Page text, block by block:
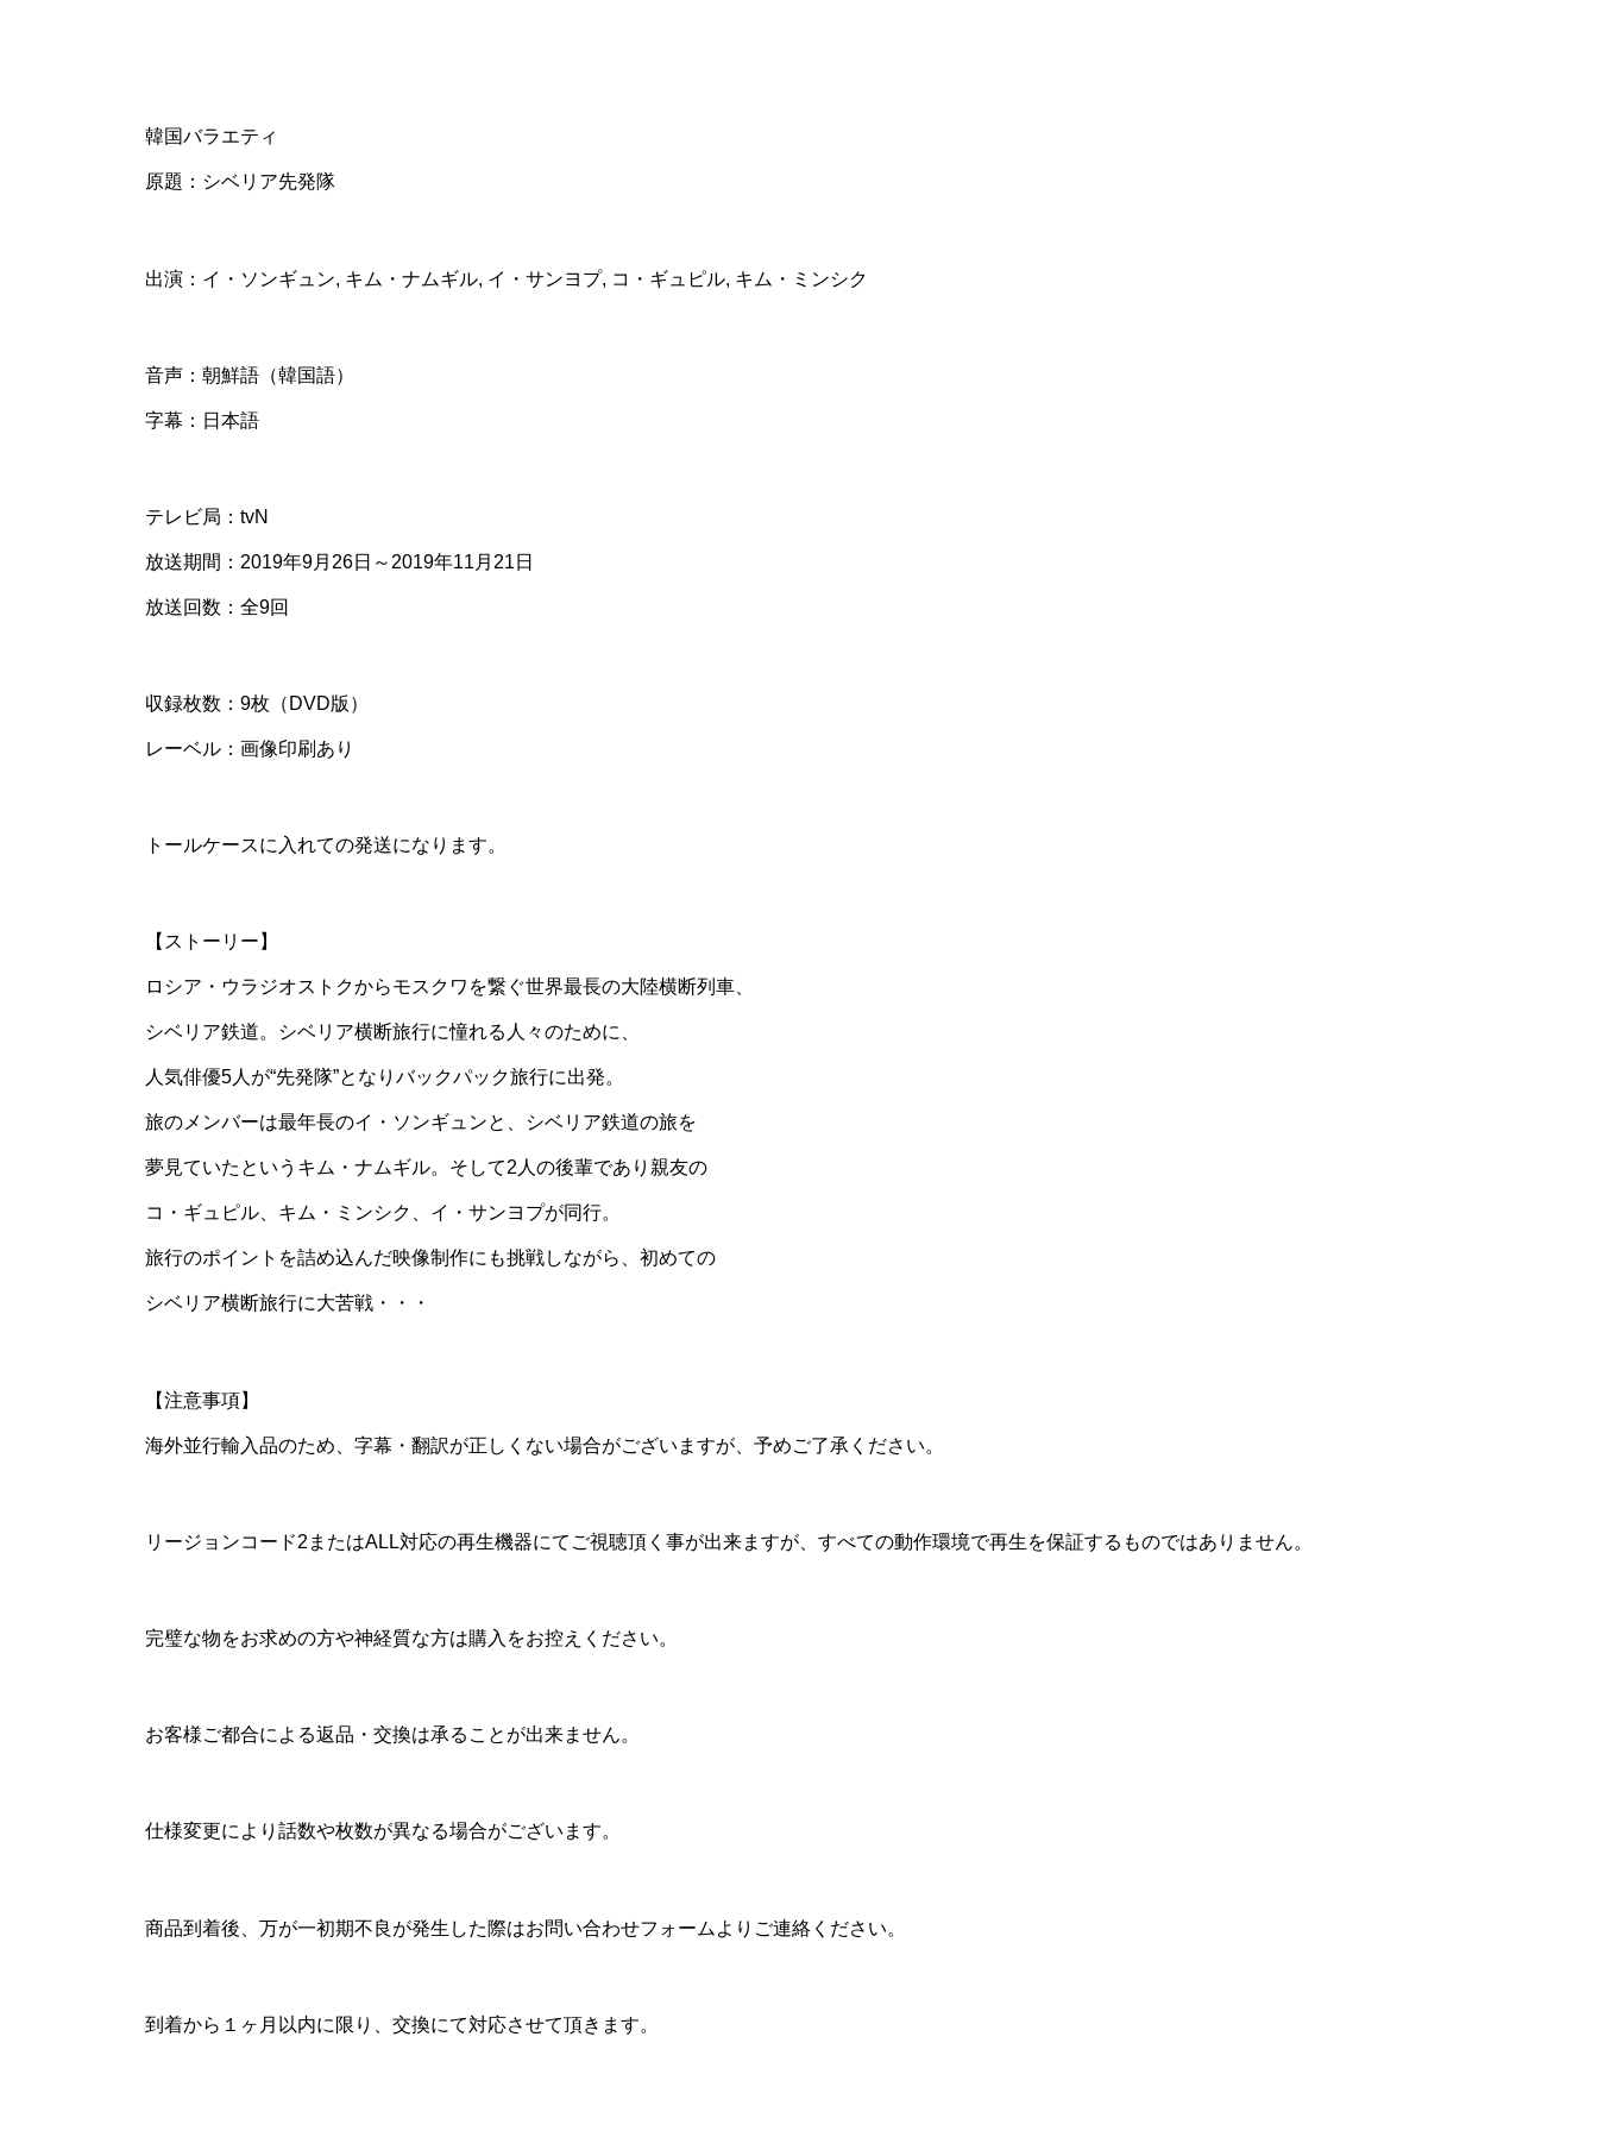
韓国バラエティ
原題：シベリア先発隊
出演：イ・ソンギュン, キム・ナムギル, イ・サンヨプ, コ・ギュピル, キム・ミンシク
音声：朝鮮語（韓国語）
字幕：日本語
テレビ局：tvN
放送期間：2019年9月26日～2019年11月21日
放送回数：全9回
収録枚数：9枚（DVD版）
レーベル：画像印刷あり
トールケースに入れての発送になります。
【ストーリー】
ロシア・ウラジオストクからモスクワを繋ぐ世界最長の大陸横断列車、
シベリア鉄道。シベリア横断旅行に憧れる人々のために、
人気俳優5人が“先発隊”となりバックパック旅行に出発。
旅のメンバーは最年長のイ・ソンギュンと、シベリア鉄道の旅を
夢見ていたというキム・ナムギル。そして2人の後輩であり親友の
コ・ギュピル、キム・ミンシク、イ・サンヨプが同行。
旅行のポイントを詰め込んだ映像制作にも挑戦しながら、初めての
シベリア横断旅行に大苦戦・・・
【注意事項】
海外並行輸入品のため、字幕・翻訳が正しくない場合がございますが、予めご了承ください。
リージョンコード2またはALL対応の再生機器にてご視聴頂く事が出来ますが、すべての動作環境で再生を保証するものではありません。
完璧な物をお求めの方や神経質な方は購入をお控えください。
お客様ご都合による返品・交換は承ることが出来ません。
仕様変更により話数や枚数が異なる場合がございます。
商品到着後、万が一初期不良が発生した際はお問い合わせフォームよりご連絡ください。
到着から１ヶ月以内に限り、交換にて対応させて頂きます。